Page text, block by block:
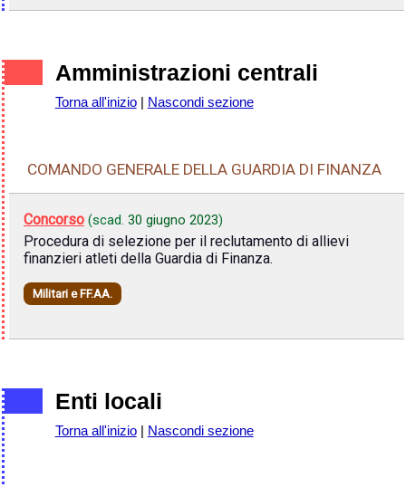
Amministrazioni centrali
Torna all'inizio| Nascondi sezione
COMANDO GENERALE DELLA GUARDIA DI FINANZA
Concorso (scad. 30 giugno 2023)
Procedura di selezione per il reclutamento di allievi
finanzieri atleti della Guardia di Finanza.
Militari e FF.AA.
Enti locali
Torna all'inizio| Nascondi sezione